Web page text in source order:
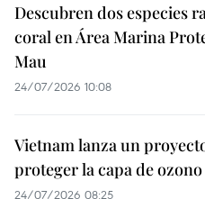
Descubren dos especies
coral en Área Marina
Mau
24/07/2026 10:08
Vietnam lanza un
proteger la capa de ozono
24/07/2026 08:25